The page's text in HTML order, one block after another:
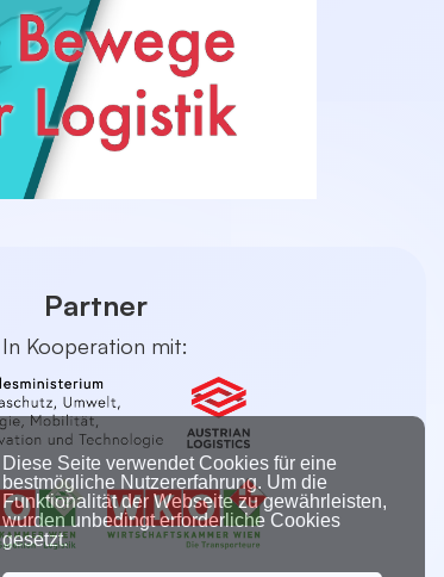
Diese Seite verwendet Cookies für eine
bestmögliche Nutzererfahrung. Um die
Funktionalität der Webseite zu gewährleisten,
wurden unbedingt erforderliche Cookies
gesetzt.
Partner
In Kooperation mit: